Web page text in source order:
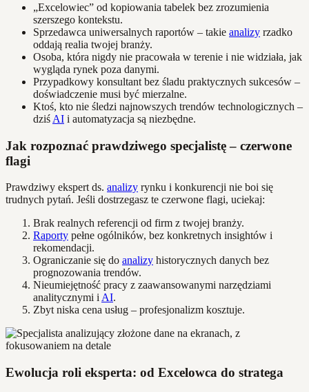
„Excelowiec” od kopiowania tabelek bez zrozumienia
szerszego kontekstu.
Sprzedawca uniwersalnych raportów – takie analizy rzadko
oddają realia twojej branży.
Osoba, która nigdy nie pracowała w terenie i nie widziała, jak
wygląda rynek poza danymi.
Przypadkowy konsultant bez śladu praktycznych sukcesów –
doświadczenie musi być mierzalne.
Ktoś, kto nie śledzi najnowszych trendów technologicznych –
dziś AI i automatyzacja są niezbędne.
Jak rozpoznać prawdziwego specjalistę – czerwone
flagi
Prawdziwy ekspert ds. analizy rynku i konkurencji nie boi się
trudnych pytań. Jeśli dostrzegasz te czerwone flagi, uciekaj:
Brak realnych referencji od firm z twojej branży.
Raporty pełne ogólników, bez konkretnych insightów i
rekomendacji.
Ograniczanie się do analizy historycznych danych bez
prognozowania trendów.
Nieumiejętność pracy z zaawansowanymi narzędziami
analitycznymi i AI.
Zbyt niska cena usług – profesjonalizm kosztuje.
Ewolucja roli eksperta: od Excelowca do stratega